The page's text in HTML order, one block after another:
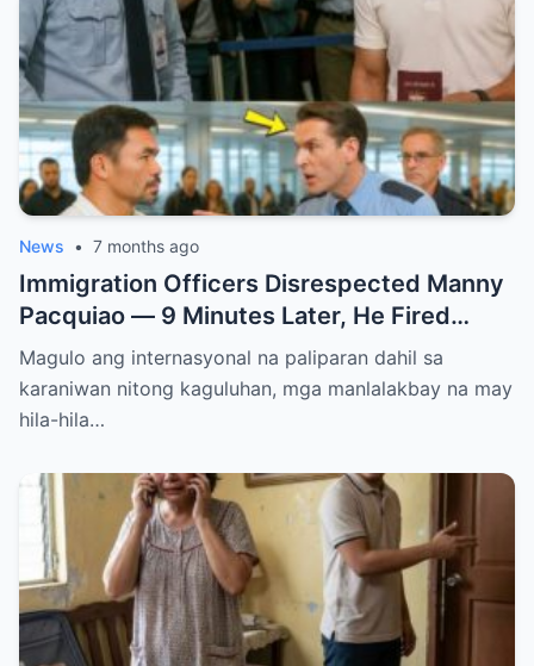
News • 7 months ago
Immigration Officers Disrespected Manny
Pacquiao — 9 Minutes Later, He Fired
Them Instantly..
Magulo ang internasyonal na paliparan dahil sa
karaniwan nitong kaguluhan, mga manlalakbay na may
hila-hila…